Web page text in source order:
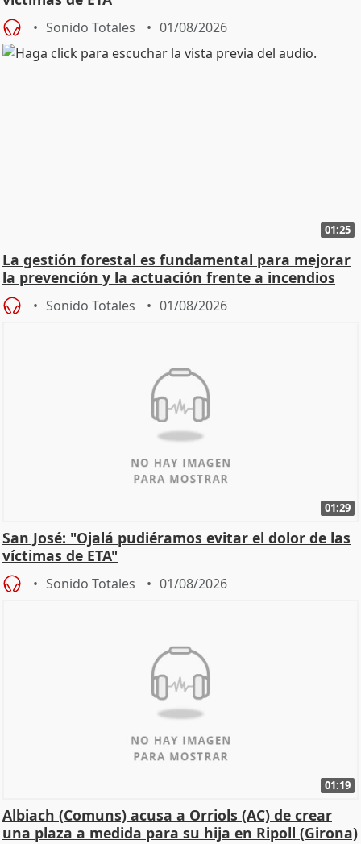
Sonido Totales 01/08/2026
01:25
La gestión forestal es fundamental para mejorar
la prevención y la actuación frente a incendios
Sonido Totales 01/08/2026
01:29
San José: "Ojalá pudiéramos evitar el dolor de las
víctimas de ETA"
Sonido Totales 01/08/2026
01:19
Albiach (Comuns) acusa a Orriols (AC) de crear
una plaza a medida para su hija en Ripoll (Girona)